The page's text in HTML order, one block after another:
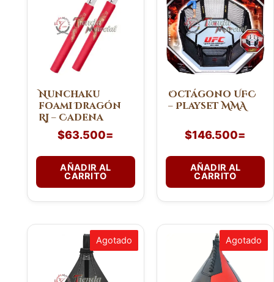
Nunchaku
foami Dragón
RJ – Cadena
$63.500=
AÑADIR AL
CARRITO
Octágono UFC
– Playset MMA
$146.500=
AÑADIR AL
CARRITO
Agotado Agotado
múltiples